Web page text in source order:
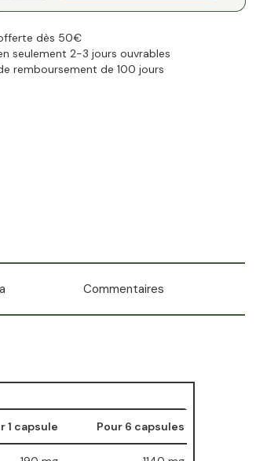
dès 50€
seulement 2-3 jours ouvrables
remboursement de 100 jours
Commentaires
1 capsule Pour 6 capsules